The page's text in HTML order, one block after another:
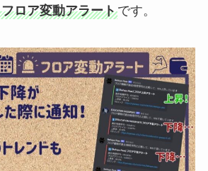
フロア変動アラートです。